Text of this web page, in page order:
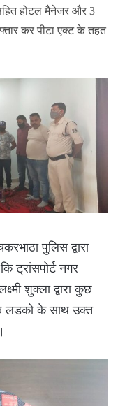
होटल मैनेजर और 3
कर पीटा एक्ट के तहत
पुलिस द्वारा
ट्रांसपोर्ट नगर
शुक्ला द्वारा कुछ
लडको के साथ उक्त